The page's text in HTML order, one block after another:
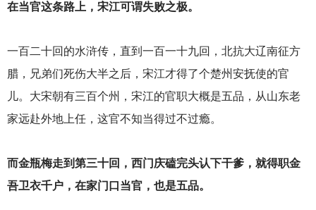
在当官这条路上，宋江可谓失败之极。
一百二十回的水浒传，直到一百一十九回，北抗大辽南征方
腊，兄弟们死伤大半之后，宋江才得了个楚州安抚使的官
儿。大宋朝有三百个州，宋江的官职大概是五品，从山东老
家远赴外地上任，这官不知当得过不过瘾。
而金瓶梅走到第三十回，西门庆磕完头认下干爹，就得职金
吾卫衣千户，在家门口当官，也是五品。